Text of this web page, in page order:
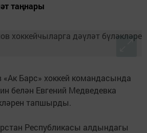
таңнары
Барс» хоккей командасында
белән Евгений Медведевка
тапшырды.
Республикасы алдындагы